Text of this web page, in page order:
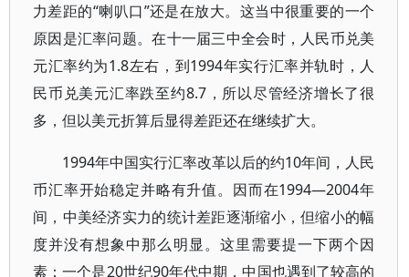
力差距的“喇叭口”还是在放大。这当中很重要的一个
原因是汇率问题。在十一届三中全会时，人民币兑美
元汇率约为1.8左右，到1994年实行汇率并轨时，人
民币兑美元汇率跌至约8.7，所以尽管经济增长了很
多，但以美元折算后显得差距还在继续扩大。
1994年中国实行汇率改革以后的约10年间，人民
币汇率开始稳定并略有升值。因而在1994—2004年
间，中美经济实力的统计差距逐渐缩小，但缩小的幅
度并没有想象中那么明显。这里需要提一下两个因
素：一个是20世纪90年代中期，中国也遇到了较高的